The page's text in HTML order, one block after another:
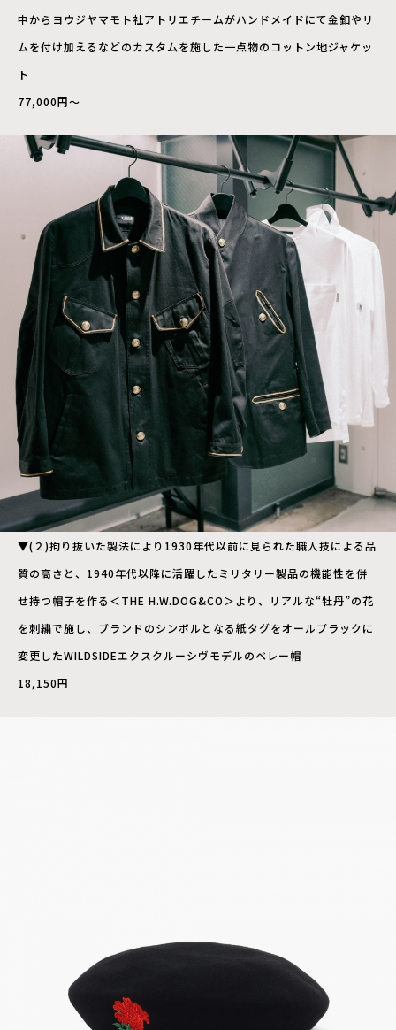
中からヨウジヤマモト社アトリエチームがハンドメイドにて金釦やリ
ムを付け加えるなどのカスタムを施した一点物のコットン地ジャケッ
ト
77,000円～
▼(２)拘り抜いた製法により1930年代以前に見られた職人技による品
質の高さと、1940年代以降に活躍したミリタリー製品の機能性を併
せ持つ帽子を作る＜THE H.W.DOG&CO＞より、リアルな“牡丹”の花
を刺繍で施し、ブランドのシンボルとなる紙タグをオールブラックに
変更したWILDSIDEエクスクルーシヴモデルのベレー帽
18,150円